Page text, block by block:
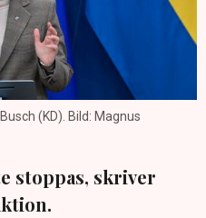
(KD). Bild: Magnus
stoppas, skriver